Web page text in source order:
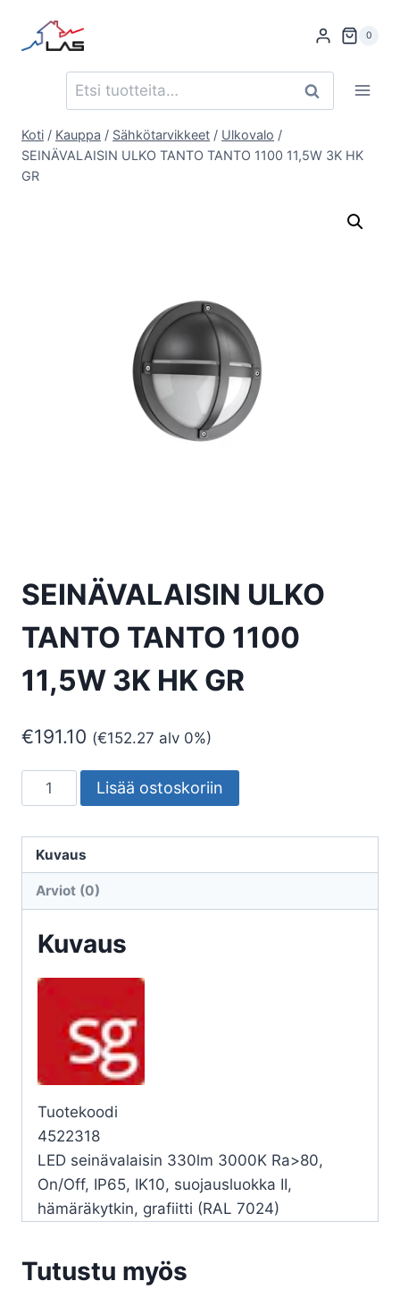
sisältöön
0
Etsi: Haku
Koti / Kauppa / Sähkötarvikkeet / Ulkovalo /
SEINÄVALAISIN ULKO TANTO TANTO 1100 11,5W 3K HK
GR
SEINÄVALAISIN ULKO
TANTO TANTO 1100
11,5W 3K HK GR
€191.10 (€152.27 alv 0%)
SEINÄVALAISIN
ULKO
TANTO
1100
HK
GR
Lisää ostoskoriin
Kuvaus
Arviot (0)
Kuvaus
Tuotekoodi
4522318
LED seinävalaisin 330lm 3000K Ra>80,
On/Off, IP65, IK10, suojausluokka II,
hämäräkytkin, grafiitti (RAL 7024)
Tutustu myös